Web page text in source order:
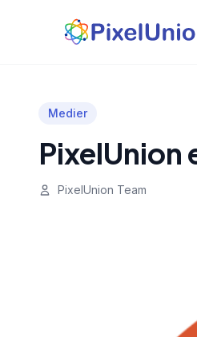
Medier
PixelUnion
PixelUnion Team